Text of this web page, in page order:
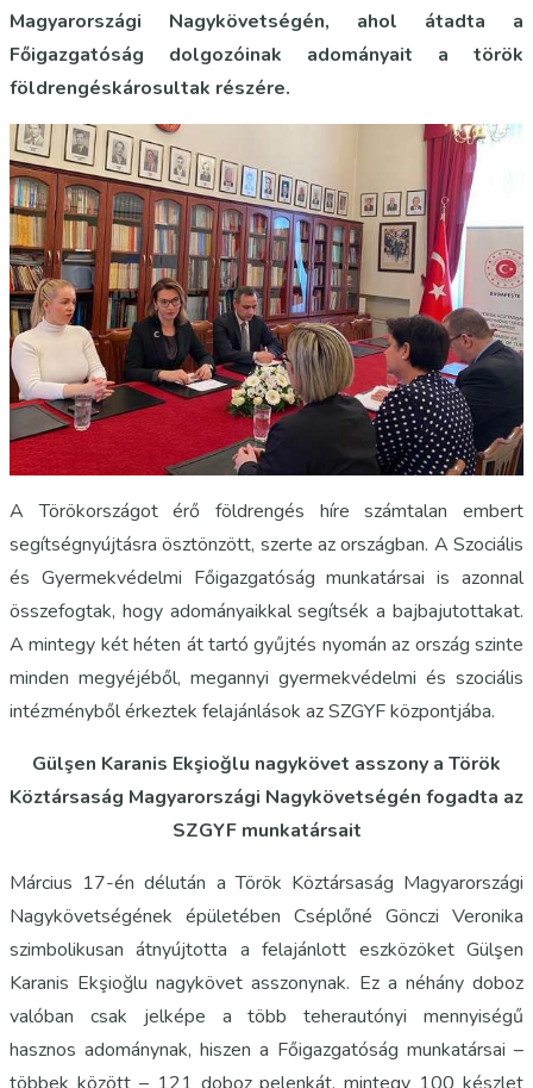
Magyarországi Nagykövetségén, ahol átadta a
Főigazgatóság dolgozóinak adományait a török
földrengéskárosultak részére.
A Törökországot érő földrengés híre számtalan embert
segítségnyújtásra ösztönzött, szerte az országban. A Szociális
és Gyermekvédelmi Főigazgatóság munkatársai is azonnal
összefogtak, hogy adományaikkal segítsék a bajbajutottakat.
A mintegy két héten át tartó gyűjtés nyomán az ország szinte
minden megyéjéből, megannyi gyermekvédelmi és szociális
intézményből érkeztek felajánlások az SZGYF központjába.
Gülşen Karanis Ekşioğlu nagykövet asszony a Török
Köztársaság Magyarországi Nagykövetségén fogadta az
SZGYF munkatársait
Március 17-én délután a Török Köztársaság Magyarországi
Nagykövetségének épületében Cséplőné Gönczi Veronika
szimbolikusan átnyújtotta a felajánlott eszközöket Gülşen
Karanis Ekşioğlu nagykövet asszonynak. Ez a néhány doboz
valóban csak jelképe a több teherautónyi mennyiségű
hasznos adománynak, hiszen a Főigazgatóság munkatársai –